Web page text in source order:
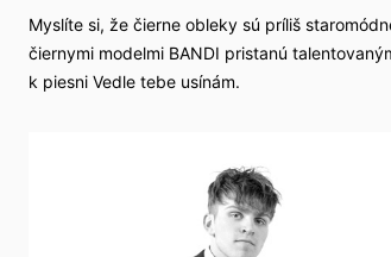
čas
Men
a divadlo Voľné
Benefity
Myslíte si, že čierne obleky sú príliš
čiernymi modelmi BANDI pristanú
k piesni Vedle tebe usínám.